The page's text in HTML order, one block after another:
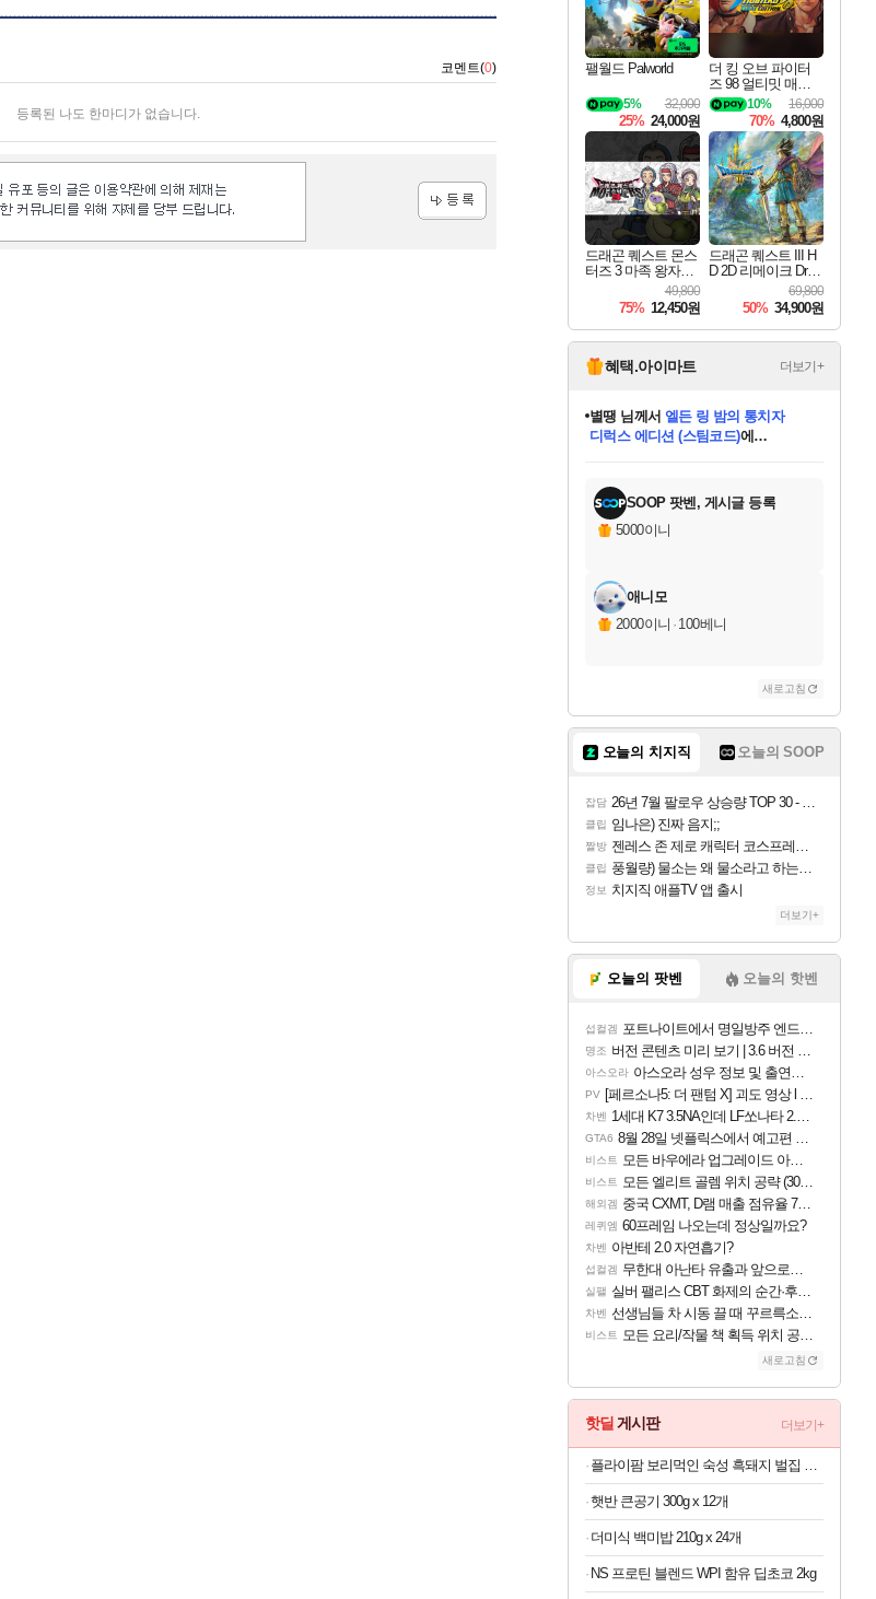
코멘트(0)
등록된 나도 한마디가 없습니다.
팰월드 Palworld
32,000
5%
25% 24,000원
더 킹 오브 파이터
즈 98 얼티밋 매치
파이널 에디션 THE
KING OF FIGHTER
S 98 ULTIMATE MA
TCH FINAL EDITIO
N
16,000
10%
70% 4,800원
드래곤 퀘스트 몬스
터즈 3 마족 왕자와
엘프의 여행 Dragon
Quest Monsters The
Dark Prince
49,800
75% 12,450원
드래곤 퀘스트 III H
D 2D 리메이크 Drag
on Quest III HD 2D R
emake
69,800
50% 34,900원
혜택.아이마트 더보기+
교환.
별땡 님께서 엘든 링 밤의 통치자
디럭스 에디션 (스팀코드)에
당첨되셨습니다.
당첨되셨습니다.
당첨되셨습니다.
당첨되셨습니다.
당첨되셨습니다.
당첨되셨습니다.
에디션 (스팀코드) 를 교환.
당첨되셨습니다.
SOOP 팟벤, 게시글 등록
5000이니
애니모
2000이니 · 100베니
새로고침
오늘의 치지직 오늘의 SOOP
잡담 26년 7월 팔로우 상승량 TOP 30 - 월간 치지직
클립 임나은) 진짜 음지;;
짤방 젠레스 존 제로 캐릭터 코스프레한 꽁주
클립 풍월량) 물소는 왜 물소라고 하는거야? 아! 그만 ㅋㅋ 알았어 ㅋㅋ
정보 치지직 애플TV 앱 출시
더보기+
오늘의 팟벤 오늘의 핫벤
섭컬겜 포트나이트에서 명일방주 엔드필드 [펠리카] 판매 예정
명조 버전 콘텐츠 미리 보기 | 3.6 버전 「신기루 속 등불 그림자, 속세에 깃든 검의 결심」이 8월 20일에 업데이트됩니다!
아스오라 아스오라 성우 정보 및 출연작 모음
PV [페르소나5: 더 팬텀 X] 괴도 영상 l 타카마키 안·댄싱 스타
차벤 1세대 K7 3.5NA인데 LF쏘나타 2.0NA 기변하면 유류비 절약이 얼마나 될까요..?
GTA6 8월 28일 넷플릭스에서 예고편 공개 예정
비스트 모든 바우에라 업그레이드 아이템 획득 위치 공략 (89개)
비스트 모든 엘리트 골렘 위치 공략 (30개) - 방랑 결투가
해외겜 중국 CXMT, D램 매출 점유율 7%…글로벌 4위로 부상
레퀴엠 60프레임 나오는데 정상일까요?
차벤 아반테 2.0 자연흡기?
섭컬겜 무한대 아난타 유출과 앞으로의 예상 (루머)
실팰 실버 팰리스 CBT 화제의 순간·후기 모음
차벤 선생님들 차 시동 끌 때 꾸르륵소리나는데
비스트 모든 요리/작물 책 획득 위치 공략 (36개) - 미식가 도전과제
새로고침
핫딜 게시판 더보기+
플라이팜 보리먹인 숙성 흑돼지 벌집 두툼 삼겹살 HACCP 2kg
햇반 큰공기 300g x 12개
더미식 백미밥 210g x 24개
NS 프로틴 블렌드 WPI 함유 딥초코 2kg